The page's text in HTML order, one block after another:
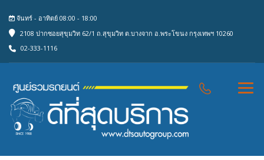
จันทร์ - อาทิตย์ 08:00 - 18:00
2108 ปากซอยสุขุมวิท 62/1 ถ.สุขุมวิท ต.บางจาก อ.พระโขนง กรุงเทพฯ 10260
02-333-1116